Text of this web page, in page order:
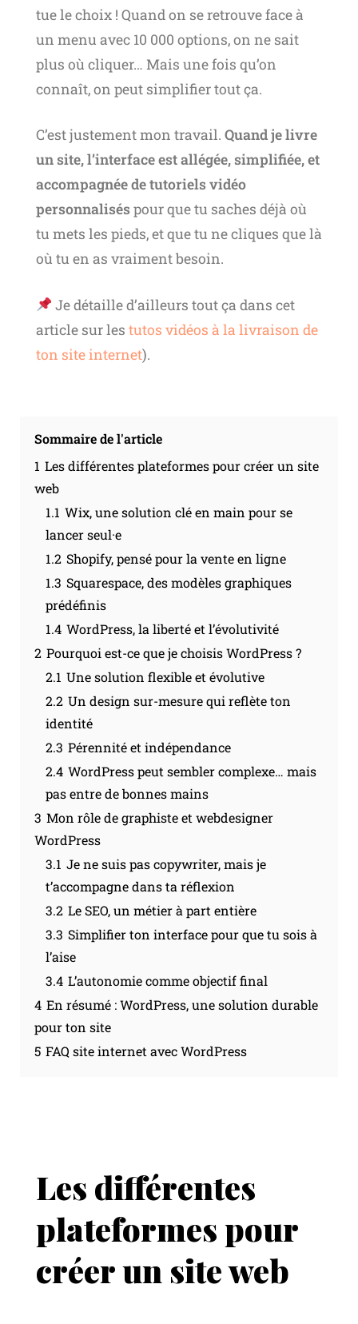
tue le choix ! Quand on se retrouve face à
un menu avec 10 000 options, on ne sait
plus où cliquer… Mais une fois qu’on
connaît, on peut simplifier tout ça.
C’est justement mon travail. Quand je livre
un site, l’interface est allégée, simplifiée, et
accompagnée de tutoriels vidéo
personnalisés pour que tu saches déjà où
tu mets les pieds, et que tu ne cliques que là
où tu en as vraiment besoin.
Je détaille d’ailleurs tout ça dans cet
article sur les tutos vidéos à la livraison de
ton site internet).
Sommaire de l'article
1 Les différentes plateformes pour créer un site
web
1.1 Wix, une solution clé en main pour se
lancer seul·e
1.2 Shopify, pensé pour la vente en ligne
1.3 Squarespace, des modèles graphiques
prédéfinis
1.4 WordPress, la liberté et l’évolutivité
2 Pourquoi est-ce que je choisis WordPress ?
2.1 Une solution flexible et évolutive
2.2 Un design sur-mesure qui reflète ton
identité
2.3 Pérennité et indépendance
2.4 WordPress peut sembler complexe… mais
pas entre de bonnes mains
3 Mon rôle de graphiste et webdesigner
WordPress
3.1 Je ne suis pas copywriter, mais je
t’accompagne dans ta réflexion
3.2 Le SEO, un métier à part entière
3.3 Simplifier ton interface pour que tu sois à
l’aise
3.4 L’autonomie comme objectif final
4 En résumé : WordPress, une solution durable
pour ton site
5 FAQ site internet avec WordPress
Les différentes
plateformes pour
créer un site web